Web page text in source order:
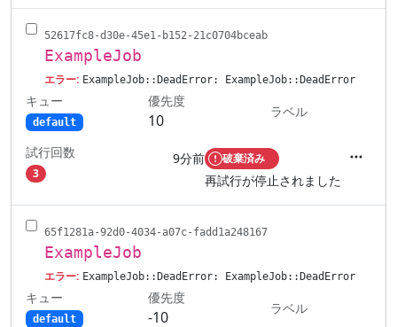
52617fc8-d30e-45e1-b152-21c0704bceab
ExampleJob
エラー: ExampleJob::DeadError: ExampleJob::DeadError
キュー
default
優先度
10 ラベル
試行回数
3
9分前 破棄済み
再試行が停止されました
65f1281a-92d0-4034-a07c-fadd1a248167
ExampleJob
エラー: ExampleJob::DeadError: ExampleJob::DeadError
キュー
default
優先度
-10 ラベル